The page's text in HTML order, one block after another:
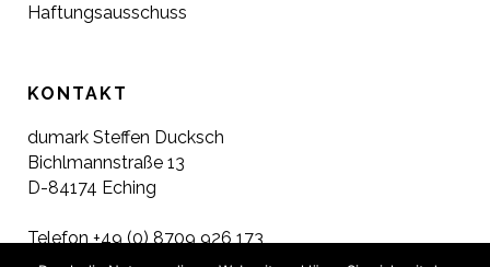
Haftungsausschuss
KONTAKT
dumark Steffen Ducksch
Bichlmannstraße 13
D-84174 Eching
Telefon +49 (0) 8709 926 173